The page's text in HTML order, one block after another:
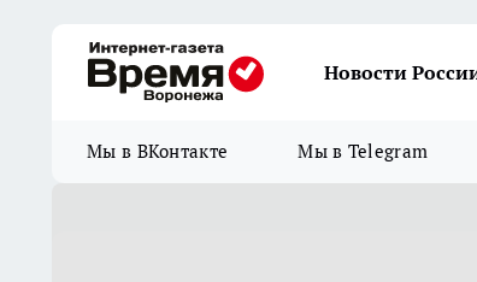
Новости
Мы в ВКонтакте Мы в Telegram